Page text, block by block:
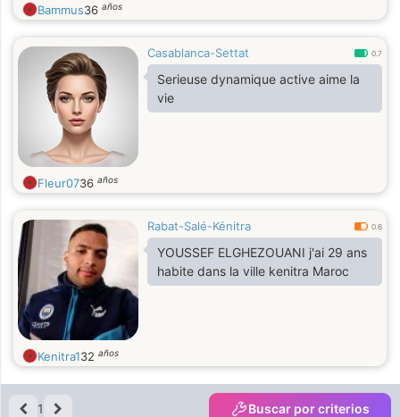
Bammus36 años
Casablanca-Settat 0.7
Serieuse dynamique active aime la
vie
Fleur0736 años
Rabat-Salé-Kénitra 0.6
YOUSSEF ELGHEZOUANI j'ai 29 ans
habite dans la ville kenitra Maroc
Kenitra132 años
1 Buscar por criterios